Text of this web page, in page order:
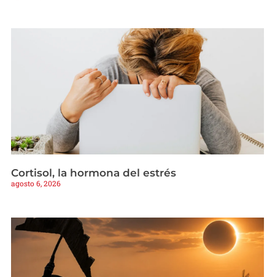
Cortisol, la hormona del estrés
agosto 6, 2026